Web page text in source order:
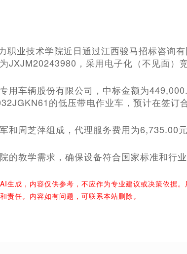
职业技术学院近日通过江西骏马招标咨询
JXJM20243980，采用电子化（不见面）
用车辆股份有限公司，中标金额为
的低压带电作业车，预计在签订
和周芝萍组成，代理服务费用为6,735.00
的教学需求，确保设备符合国家标准和行业
生成，内容仅供参考，不应作为专业建议或决策依据
责任。内容如有问题，可联系本站删除。